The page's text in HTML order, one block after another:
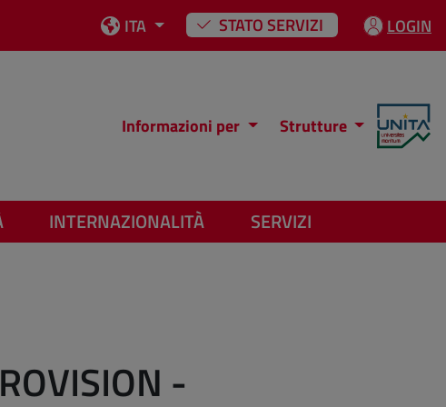
ITA STATO SERVIZI LOGIN
Informazioni per Strutture
INTERNAZIONALITÀ SERVIZI
-